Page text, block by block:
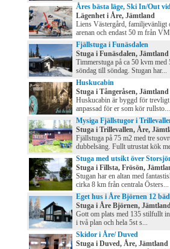
Åres bästa läge, Ski In/Out
Lägenhet i Åre, Jämtland
Liens Västergård,
arenan och endast 50 m från
Fjällstuga i Funäsdalen
Stuga i Funäsdalen, Jämtland
Timmerstuga på ca 50 kvm
söndag till söndag. Stugan har...
Huskucabin
Stuga i Tångeråsen, Jämtland
Huskucabin är byggd för
anpassad för er som kör rullsto...
Mysiga Fjällstugor i
Stuga i Trillevallen, Åre,
Fjällstuga på 75 m2 med tre
dubbelsäng. Fullt utrustat kök
Stuga med utsikt över
Stuga i Fillsta, Frösön,
Stugan har en altan med
cirka 8 km från centrala Östers...
Eget hus i Åre Björnen 12
Stuga i Åre Björnen,
Gott om plats med 135 stilfullt
i två plan och hela 5st s...
Skidor i Åre/ Duved
Stuga i Duved, Åre, Jämtland